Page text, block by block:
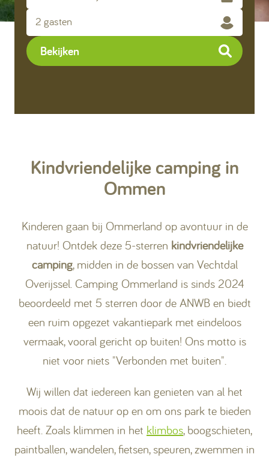
Kamperen
Huren
Gastinformatie
Werken bij
Mijn Ommerland
2 gasten
Bekijken
Kindvriendelijke camping in
Ommen
Kinderen gaan bij Ommerland op avontuur in de
natuur! Ontdek deze 5-sterren kindvriendelijke
camping, midden in de bossen van Vechtdal
Overijssel. Camping Ommerland is sinds 2024
beoordeeld met 5 sterren door de ANWB en biedt
een ruim opgezet vakantiepark met eindeloos
vermaak, vooral gericht op buiten! Ons motto is
niet voor niets "Verbonden met buiten".
Wij willen dat iedereen kan genieten van al het
moois dat de natuur op en om ons park te bieden
heeft. Zoals klimmen in het klimbos, boogschieten,
paintballen, wandelen, fietsen, speuren, zwemmen in